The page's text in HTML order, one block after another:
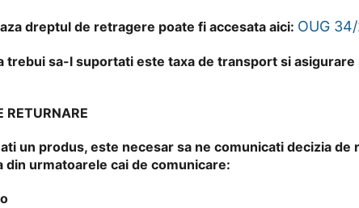
dreptul de retragere poate fi accesata aici: OUG
trebui sa-l suportati este taxa de transport si
RETURNARE
un produs, este necesar sa ne comunicati decizia de
din urmatoarele cai de comunicare: